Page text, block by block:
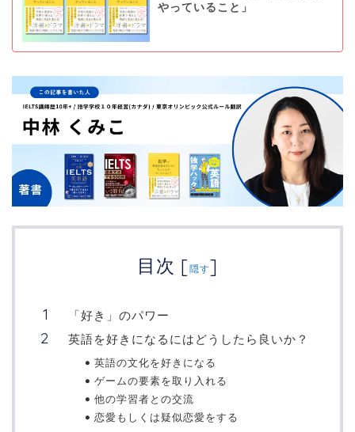
やっていること」
目次 [隠す]
「好き」のパワー
英語を好きになるにはどうしたら良いか？
英語の文化を好きになる
ゲームの要素を取り入れる
他の学習者との交流
恋愛もしくは疑似恋愛をする